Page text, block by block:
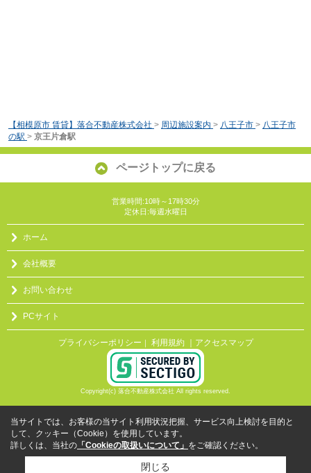
【相模原市 賃貸】落合不動産株式会社 > 周辺施設案内 > 八王子市 > 八王子市
の駅 > 京王片倉駅
ページトップに戻る
営業時間:10時～17時30分
定休日:毎週水曜日
ホーム
会社概要
お問い合わせ
PCサイト
プライバシーポリシー ｜ 利用規約 ｜アクセスマップ
Copyright(c) 落合不動産株式会社 All rights reserved.
当サイトでは、お客様の当サイト利用状況把握、サービス向上検討を目的と
して、クッキー（Cookie）を使用しています。
詳しくは、当社の 「Cookieの取扱いについて」 をご確認ください。
閉じる